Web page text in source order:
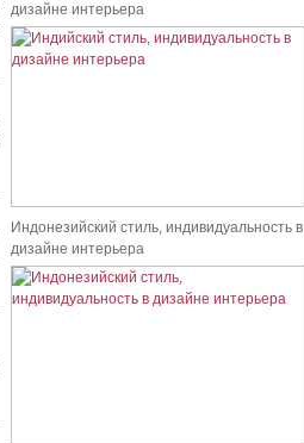
дизайне интерьера
Индонезийский стиль, индивидуальность в
дизайне интерьера